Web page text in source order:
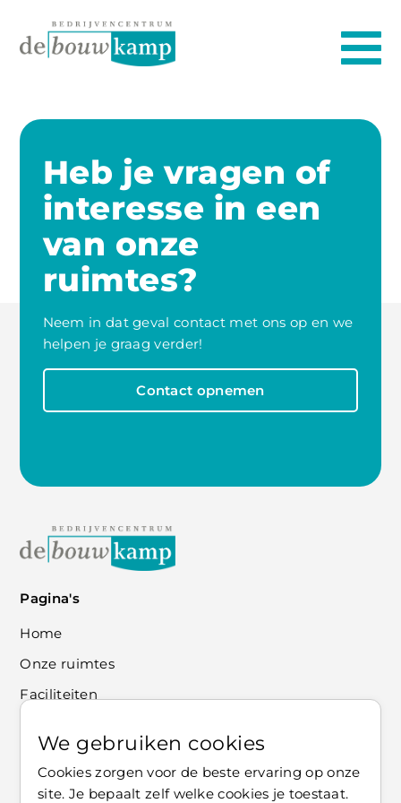
We gebruiken cookies
Cookies zorgen voor de beste ervaring op onze
site. Je bepaalt zelf welke cookies je toestaat.
Heb je vragen of
interesse in een
van onze
ruimtes?
Neem in dat geval contact met ons op en we
helpen je graag verder!
Contact opnemen
Pagina's
Home
Onze ruimtes
Faciliteiten
Informatie